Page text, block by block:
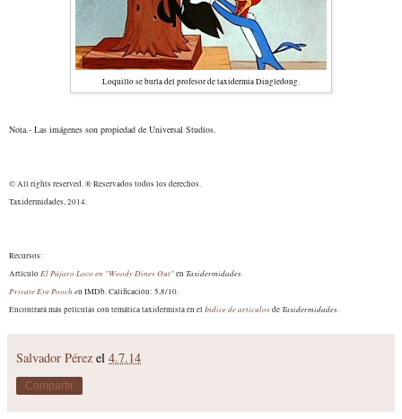
Loquillo se burla del profesor de taxidermia Dingledong.
Nota.- Las imágenes son propiedad de Universal Studios.
© All rights reserved. ® Reservados todos los derechos.
Taxidermidades, 2014.
Recursos:
Artículo El Pájaro Loco en "Woody Dines Out"en Taxidermidades.
Private Eye Pooch en IMDb. Calificación: 5,8/10.
Encontrará más películas con temática taxidermistaen el Índice de artículosdeTaxidermidades.
Salvador Pérez el 4.7.14
Compartir